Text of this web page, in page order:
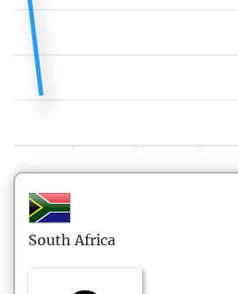
South Africa